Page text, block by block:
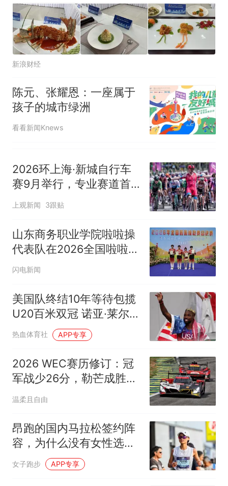
新浪财经
陈元、张耀恩：一座属于
孩子的城市绿洲
看看新闻Knews
2026环上海·新城自行车
赛9月举行，专业赛道首
次向业余精英选手完整开
上观新闻 3跟贴
山东商务职业学院啦啦操
代表队在2026全国啦啦操
联赛总决赛获佳绩
闪电新闻
美国队终结10年等待包揽
U20百米双冠 诺亚·莱尔斯
发推欢呼
热血体育社 APP专享
2026 WEC赛历修订：冠
军战少26分，勒芒成胜负
手
温柔且自由
昂跑的国内马拉松签约阵
容，为什么没有女性选
手?
女子跑步 APP专享